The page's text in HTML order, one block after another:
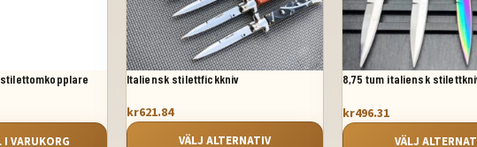
VARUKORG
Italiensk stilettfickkniv
kr621.84
VÄLJ ALTERNATIV
8,75 tum italiensk
kr496.31
VÄLJ